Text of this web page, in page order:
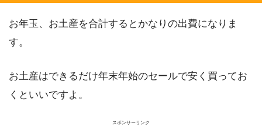
お年玉、お土産を合計するとかなりの出費になりま
す。
お土産はできるだけ年末年始のセールで安く買ってお
くといいですよ。
スポンサーリンク